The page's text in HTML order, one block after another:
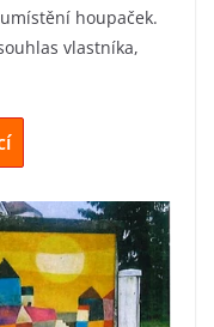
houpaček.
vlastníka,